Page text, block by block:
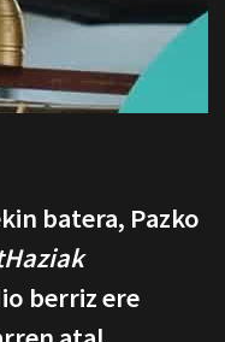
batera, Pazko
berriz ere